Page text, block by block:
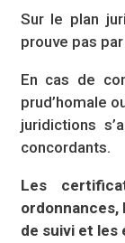
Sur le plan
prouve pas
En cas de
prud’homale
juridictions
concordants.
Les
de suivi et